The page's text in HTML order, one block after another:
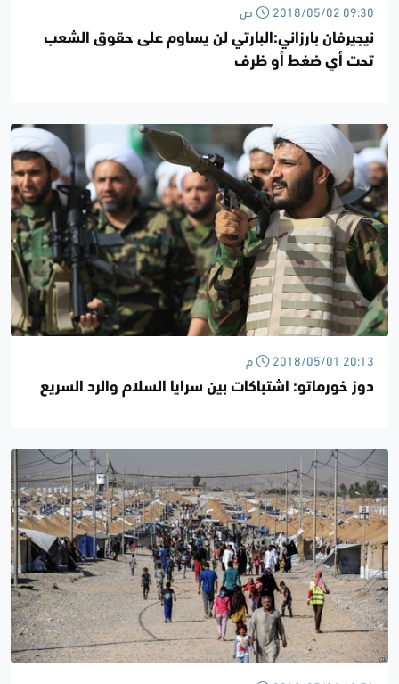
2018/05/02 09:30 ص
نيجيرفان بارزاني:البارتي لن يساوم على حقوق الشعب
تحت أي ضغط أو ظرف
2018/05/01 20:13 م
دوز خورماتو: اشتباكات بين سرايا السلام والرد السريع